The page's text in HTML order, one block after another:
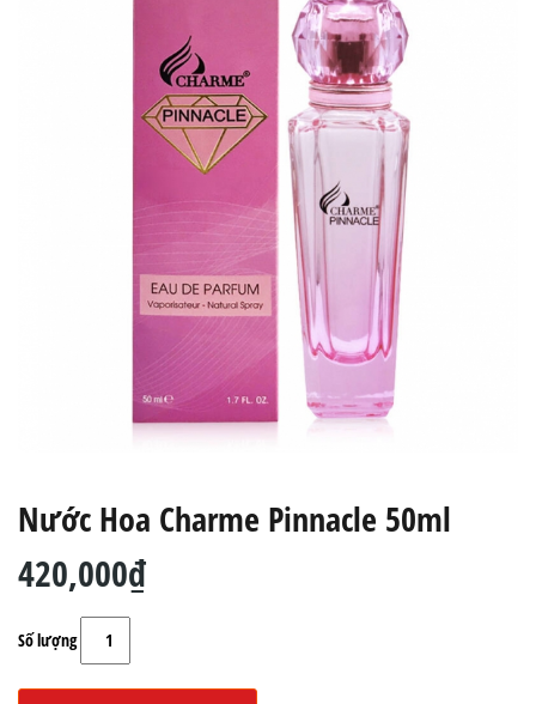
Nước Hoa Charme Pinnacle 50ml
420,000₫
Số lượng